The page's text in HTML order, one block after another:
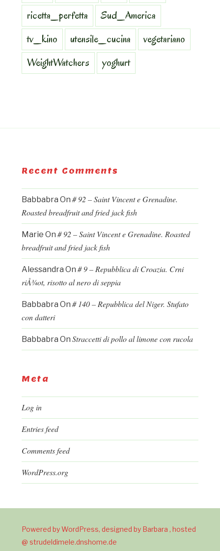
ricetta_perfetta
Sud_America
tv_kino
utensile_cucina
vegetariano
WeightWatchers
yoghurt
Recent Comments
Babbabra On # 92 – Saint Vincent e Grenadine.
Roasted breadfruit and fried jack fish
Marie On # 92 – Saint Vincent e Grenadine. Roasted
breadfruit and fried jack fish
Alessandra On # 9 – Repubblica di Croazia. Crni
riÅ¾ot, risotto al nero di seppia
Babbabra On # 140 – Repubblica del Niger. Stufato
con datteri
Babbabra On Straccetti di pollo al limone con rucola
Meta
Log in
Entries feed
Comments feed
WordPress.org
Powered by WordPress, designed by Barbara , hosted
@ strudeldimele.dnshome.de